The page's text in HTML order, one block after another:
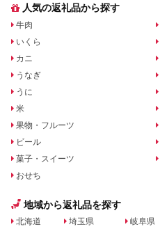
人気の返礼品から探す
牛肉
いくら
カニ
うなぎ
うに
米
果物・フルーツ
ビール
菓子・スイーツ
おせち
地域から返礼品を探す
北海道
埼玉県
岐阜県